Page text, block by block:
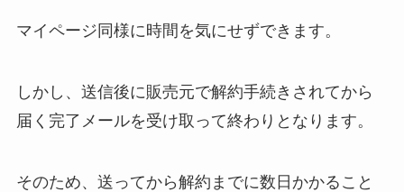
マイページ同様に時間を気にせずできます。
しかし、送信後に販売元で解約手続きされてから
届く完了メールを受け取って終わりとなります。
そのため、送ってから解約までに数日かかること